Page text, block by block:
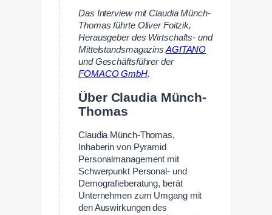
Das Interview mit Claudia Münch-
Thomas führte Oliver Foitzik,
Herausgeber des Wirtschafts- und
Mittelstandsmagazins AGITANO
und Geschäftsführer der
FOMACO GmbH.
Über Claudia Münch-
Thomas
Claudia Münch-Thomas,
Inhaberin von Pyramid
Personalmanagement mit
Schwerpunkt Personal- und
Demografieberatung, berät
Unternehmen zum Umgang mit
den Auswirkungen des